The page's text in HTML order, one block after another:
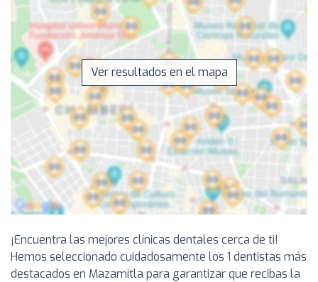
Ver resultados en el mapa
¡Encuentra las mejores clínicas dentales cerca de ti!
Hemos seleccionado cuidadosamente los 1 dentistas más
destacados en Mazamitla para garantizar que recibas la